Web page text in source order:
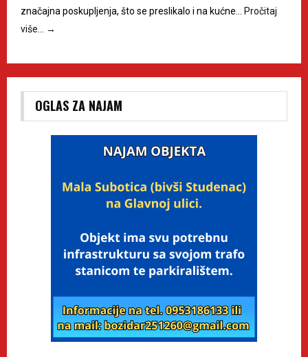
značajna poskupljenja, što se preslikalo i na kućne… Pročitaj
više… →
OGLAS ZA NAJAM